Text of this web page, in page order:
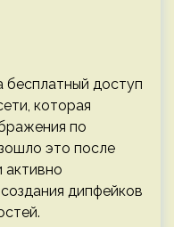
бесплатный доступ
которая
по
это после
активно
дипфейков